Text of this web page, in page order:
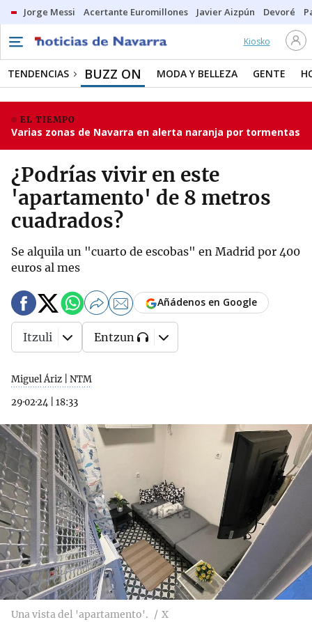
Jorge Messi Acertante Euromillones Javier Aizpún Devoré
Kiosko
TENDENCIAS BUZZ ON MODA Y BELLEZA GENTE
EL TIEMPO
Varias zonas de Navarra en alerta naranja por tormentas
¿Podrías vivir en este
'apartamento' de 8 metros
cuadrados?
Se alquila un "cuarto de escobas" en Madrid por 400
euros al mes
Miguel Áriz | NTM
29·02·24
18:33
Añádenos en Google
Itzuli Entzun
Una vista del 'apartamento'. X